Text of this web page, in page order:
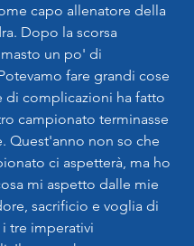
capo allenatore della
Dopo la scorsa
un po' di
fare grandi cose
di complicazioni ha fatto
campionato terminasse
Quest'anno non so che
ci aspetterà, ma ho
mi aspetto dalle mie
sacrificio e voglia di
tre imperativi